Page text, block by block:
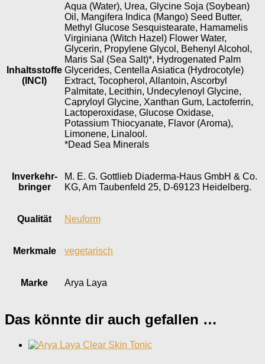
Inhaltsstoffe
(INCI)
Aqua (Water), Urea, Glycine Soja (Soybean)
Oil, Mangifera Indica (Mango) Seed Butter,
Methyl Glucose Sesquistearate, Hamamelis
Virginiana (Witch Hazel) Flower Water,
Glycerin, Propylene Glycol, Behenyl Alcohol,
Maris Sal (Sea Salt)*, Hydrogenated Palm
Glycerides, Centella Asiatica (Hydrocotyle)
Extract, Tocopherol, Allantoin, Ascorbyl
Palmitate, Lecithin, Undecylenoyl Glycine,
Capryloyl Glycine, Xanthan Gum, Lactoferrin,
Lactoperoxidase, Glucose Oxidase,
Potassium Thiocyanate, Flavor (Aroma),
Limonene, Linalool.
*Dead Sea Minerals
Inverkehr­
bringer
M. E. G. Gottlieb Diaderma-Haus GmbH & Co.
KG, Am Taubenfeld 25, D-69123 Heidelberg.
Qualität Neuform
Merkmale vegetarisch
Marke Arya Laya
Das könnte dir auch gefallen …